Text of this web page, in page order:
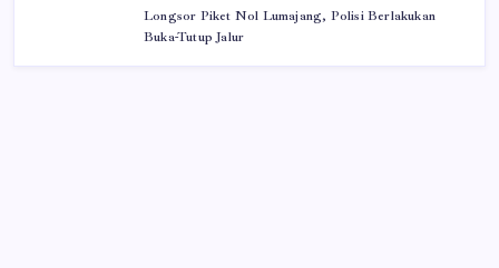
Longsor Piket Nol Lumajang, Polisi Berlakukan
Buka-Tutup Jalur